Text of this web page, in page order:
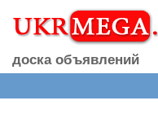
доска объявлений